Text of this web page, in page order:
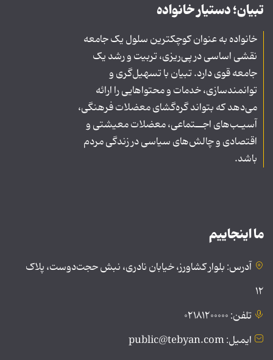
تبیان؛ دستیار خانواده
خانواده به عنوان کوچکترین سلول یک جامعه
نقشی اساسی در پی‌ریزی، تربیت و رشد یک
جامعه قوی دارد. تبیان با تسهیل‌گری و
توانمندسازی، خدمات و محتواهایی را ارائه
می‌دهد که بتواند گره‌گشای معضلات فرهنگی،
آسیـب‌های اجــتماعی، معضلات معیشتی و
اقتصادی و چالش‌های سیاسی در زندگی مردم
باشد.
ما اینجاییم
آدرس: بلوار کشاورز، خیابان نادری، نبش حجت‌دوست، پلاک
۱۲
تلفن: ۰۲۱۸۱۲۰۰۰۰۰
ایمیل: public@tebyan.com